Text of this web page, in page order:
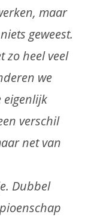
maar
geweest.
zo heel veel
we
eigenlijk
verschil
net van
Dubbel